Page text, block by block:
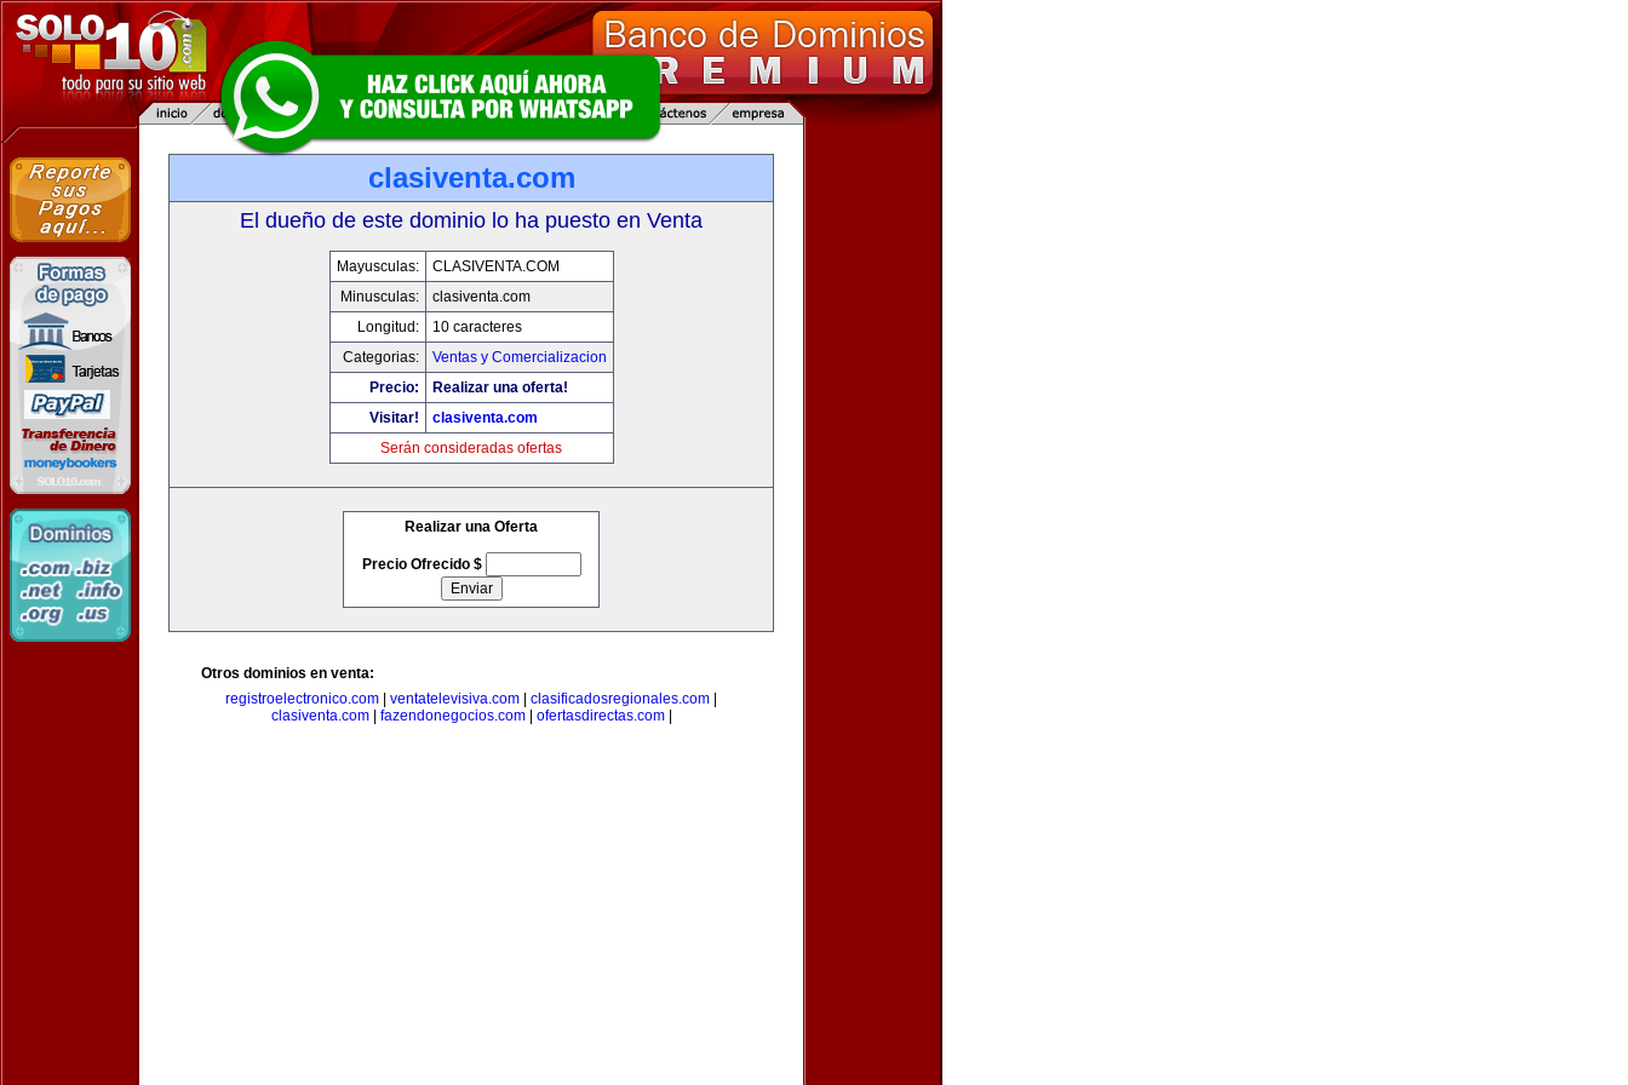
clasiventa.com
El dueño de este dominio lo ha puesto en Venta
Mayusculas:
CLASIVENTA.COM
Minusculas:
clasiventa.com
Longitud:
10 caracteres
Categorias:
Ventas y Comercializacion
Precio:
Realizar una oferta!
Visitar!
clasiventa.com
Serán consideradas ofertas
Realizar una Oferta
Precio Ofrecido $
Otros dominios en venta:
registroelectronico.com
ventatelevisiva.com clasificadosregionales.com
clasiventa.com| fazendonegocios.com| ofertasdirectas.com|